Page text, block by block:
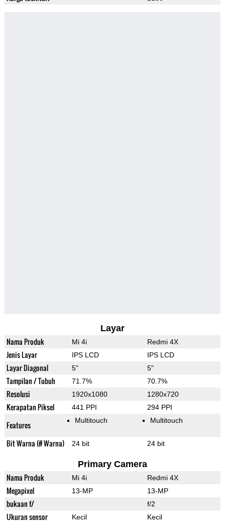
Layar
Nama Produk Mi 4i Redmi 4X
Jenis Layar IPS LCD IPS LCD
Layar Diagonal 5" 5"
Tampilan / Tubuh 71.7% 70.7%
Resolusi 1920x1080 1280x720
Kerapatan Piksel 441 PPI 294 PPI
Features Multitouch Multitouch
Bit Warna (# Warna) 24 bit 24 bit
Primary Camera
Nama Produk Mi 4i Redmi 4X
Megapixel 13-MP 13-MP
bukaan f/ f/2
Ukuran sensor Kecil Kecil